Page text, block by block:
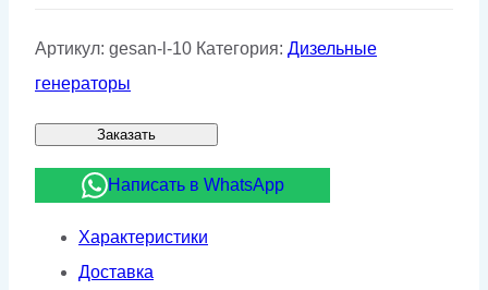
Артикул: gesan-l-10 Категория: Дизельные
генераторы
Заказать
Написать в WhatsApp
Характеристики
Доставка